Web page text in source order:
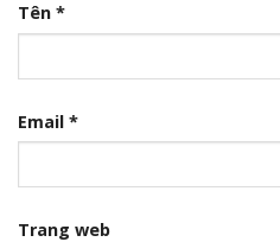
Tên *
Email *
Trang web